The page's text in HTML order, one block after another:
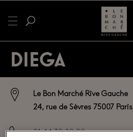
DIEGA
Le Bon Marché Rive Gauche
24, rue de Sèvres 75007 Paris
01 44 39 80 00